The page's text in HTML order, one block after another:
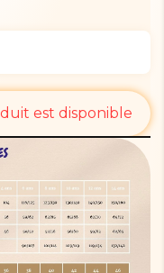
est disponible